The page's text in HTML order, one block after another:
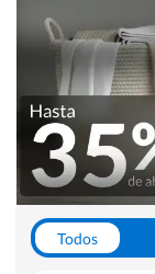
Todos